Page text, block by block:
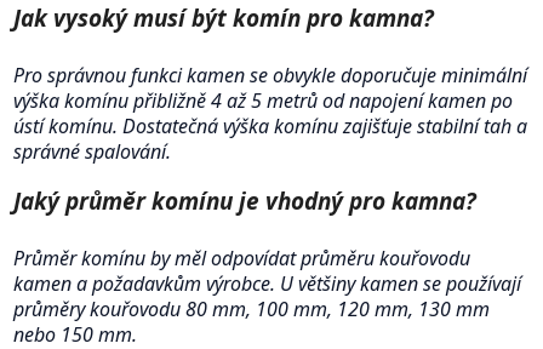
Jak vysoký musí být komín pro kamna?
Pro správnou funkci kamen se obvykle doporučuje minimální
výška komínu přibližně 4 až 5 metrů od napojení kamen po
ústí komínu. Dostatečná výška komínu zajišťuje stabilní tah a
správné spalování.
Jaký průměr komínu je vhodný pro kamna?
Průměr komínu by měl odpovídat průměru kouřovodu
kamen a požadavkům výrobce. U většiny kamen se používají
průměry kouřovodu 80 mm, 100 mm, 120 mm, 130 mm
nebo 150 mm.